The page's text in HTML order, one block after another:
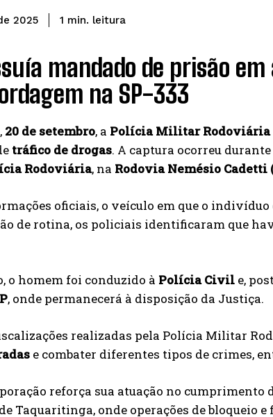
2025 1 min. leitura
mandado de prisão
na SP-333
20 de setembro, a Polícia Militar Rodoviária
tráfico de drogas. A captura ocorreu durante
Rodoviária, na Rodovia Nemésio Cadetti
oficiais, o veículo em que o
de rotina, os policiais identificaram que
o homem foi conduzido à Polícia Civil e,
, onde permanecerá à disposição da Justiça.
realizadas pela Polícia Militar
e combater diferentes tipos de crimes,
reforça sua atuação no
Taquaritinga, onde operações de bloqueio